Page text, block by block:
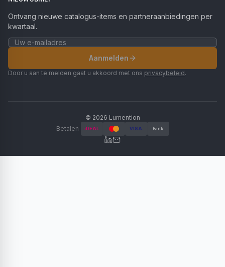
Ontvang nieuwe catalogus-items en partneraanbiedingen per
kwartaal.
Aanmelden
Door u aan te melden gaat u akkoord met ons privacybeleid.
© 2026 Lumention
Betalen
iDEAL VISA Bank